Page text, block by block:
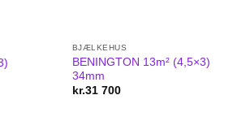
BJÆLKEHUS
BENINGTON 13m² (4,5×3)
34mm
kr.31 700